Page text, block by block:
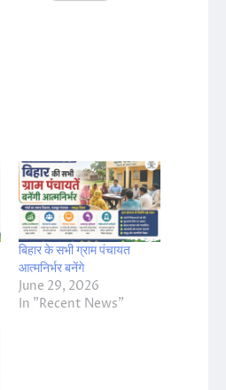
बिहार के सभी ग्राम पंचायत
आत्मनिर्भर बनेंगे
June 29, 2026
In "Recent News"